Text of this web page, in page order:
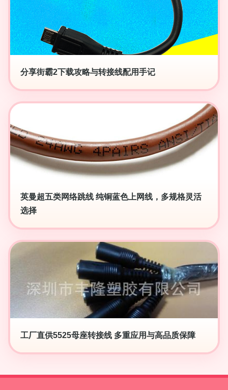
分享街霸2下载攻略与转接线配用手记
英曼超五类网络跳线 纯铜蓝色上网线，多规格灵活
选择
工厂直供5525母座转接线 多重应用与高品质保障